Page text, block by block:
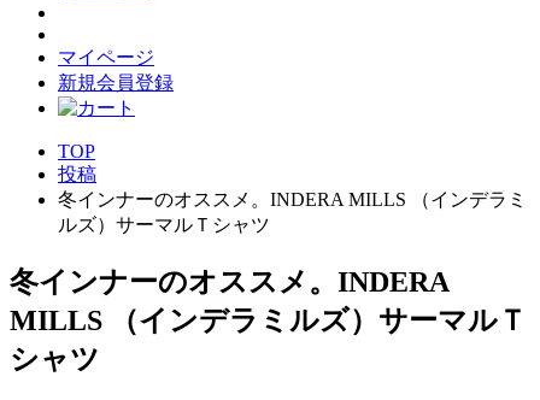
マイページ
新規会員登録
TOP
投稿
冬インナーのオススメ。INDERA MILLS （インデラミ
ルズ）サーマルＴシャツ
冬インナーのオススメ。INDERA
MILLS （インデラミルズ）サーマルＴ
シャツ